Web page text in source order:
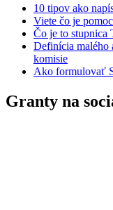
10 tipov ako
Viete čo je
Čo je to
Definícia malého
komisie
Ako formulovať
Granty na